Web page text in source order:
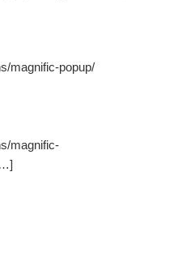
magnific-popup/
magnific-